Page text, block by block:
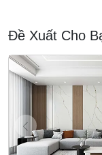
Đề Xuất Cho